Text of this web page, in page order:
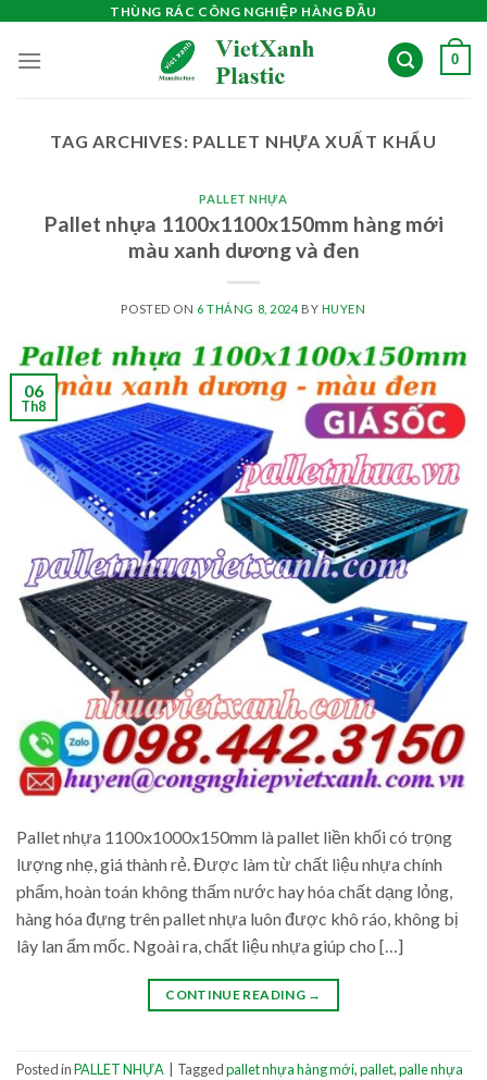
content
THÙNG RÁC CÔNG NGHIỆP HÀNG ĐẦU
0
TAG ARCHIVES: PALLET NHỰA XUẤT KHẨU
PALLET NHỰA
Pallet nhựa 1100x1100x150mm hàng mới
màu xanh dương và đen
POSTED ON 6 THÁNG 8, 2024BY HUYEN
06
Th8
Pallet nhựa 1100x1000x150mm là pallet liền khối có trọng
lượng nhẹ, giá thành rẻ. Được làm từ chất liệu nhựa chính
phẩm, hoàn toán không thấm nước hay hóa chất dạng lỏng,
hàng hóa đựng trên pallet nhựa luôn được khô ráo, không bị
lây lan ẩm mốc. Ngoài ra, chất liệu nhựa giúp cho […]
CONTINUE READING →
Posted inPALLET NHỰA Taggedpallet nhựa hàng mới,pallet,palle nhựa